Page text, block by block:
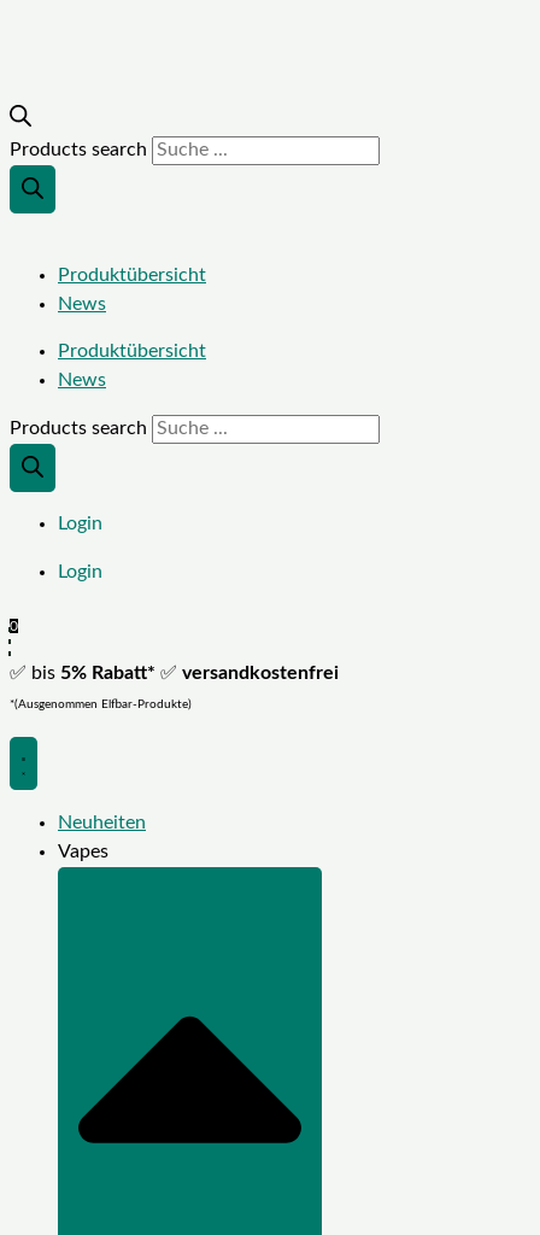
Products search
Produktübersicht
News
Produktübersicht
News
Products search
Login
Login
0
✅ bis 5% Rabatt* ✅ versandkostenfrei
*(Ausgenommen Elfbar-Produkte)
Neuheiten
Vapes